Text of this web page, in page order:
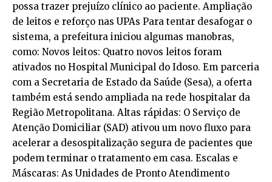
possa trazer prejuízo clínico ao paciente. Ampliação
de leitos e reforço nas UPAs Para tentar desafogar o
sistema, a prefeitura iniciou algumas manobras,
como: Novos leitos: Quatro novos leitos foram
ativados no Hospital Municipal do Idoso. Em parceria
com a Secretaria de Estado da Saúde (Sesa), a oferta
também está sendo ampliada na rede hospitalar da
Região Metropolitana. Altas rápidas: O Serviço de
Atenção Domiciliar (SAD) ativou um novo fluxo para
acelerar a desospitalização segura de pacientes que
podem terminar o tratamento em casa. Escalas e
Máscaras: As Unidades de Pronto Atendimento